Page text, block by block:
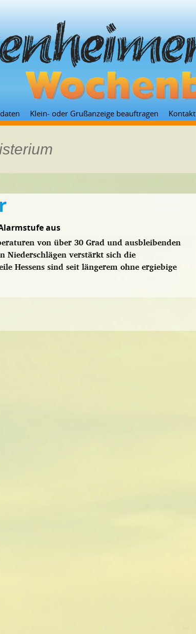
Zum
Inhalt
Klein- oder Grußanzeige beauftragen Kontakt
aus
von über 30 Grad und ausbleibenden
Niederschlägen verstärkt sich die
Hessens sind seit längerem ohne ergiebige